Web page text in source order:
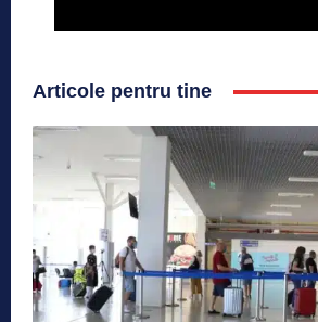
Articole pentru tine